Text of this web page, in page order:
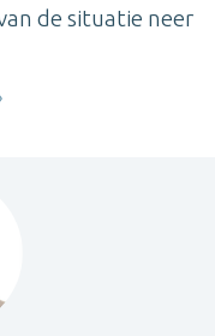
de situatie neer